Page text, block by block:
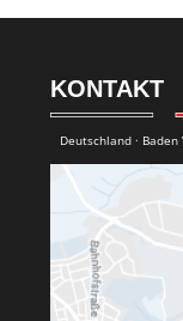
KONTAKT
Deutschland ·